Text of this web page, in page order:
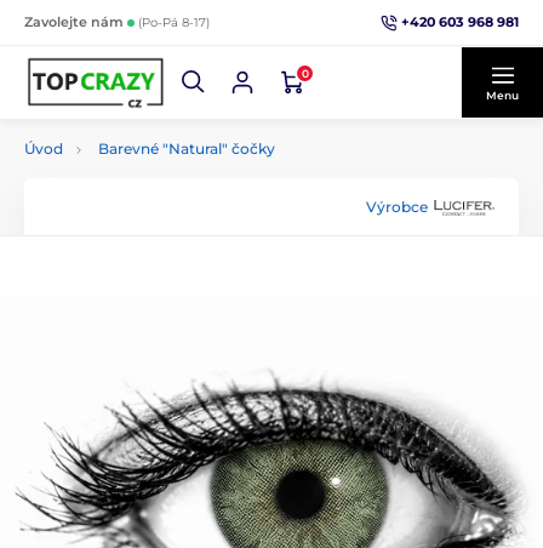
Zavolejte nám (Po-Pá 8-17) +420 603 968 981
0
Menu
Úvod Barevné "Natural" čočky
Výrobce